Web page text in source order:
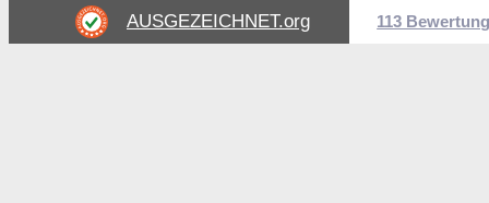
AUSGEZEICHNET.org 113